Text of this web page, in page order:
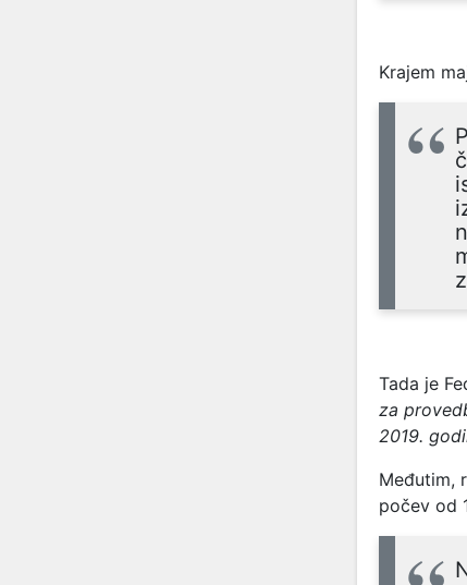
Krajem
Tada je
za
2019.
Međutim,
počev od